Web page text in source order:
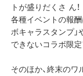
トが盛りだくさ ん！
各種イベントの報
ボキャラスタンプ」
できないコラボ限定
そのほか、終末の